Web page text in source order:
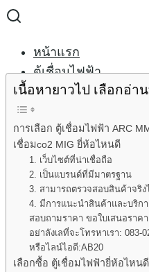
หน้าแรก
ตู้เชื่อมไฟฟ้า
ตู้เชื่อมอาร์กอน
ตู้เชื่อมCo2
ตู้ตัดพลาสม่า
ติดต่อเรา
บทความตู้เชื่อม
การเลือก ตู้เชื่อมไ
อาร์กอน TIG ตู้เชื่
เนื้อหายาวไป เลือกอ่า
การเลือก ตู้เชื่อมไฟฟ้า ARC
เชื่อมco2 MIG ยี่ห้อไหนดี
1. เว็บไซต์ที่น่าเชื่อถือ
2. เป็นแบรนด์ที่มีมาตรฐาน
3. สามารถตรวจสอบสินค้าจริง
4. มีการแนะนำสินค้าและบริก
สอบถามราคา ขอใบเสนอราค
อย่าลังเลที่จะโทรหาเรา: 083-
หรือไลน์ไอดี:AB20
เลือกซื้อ ตู้เชื่อมไฟฟ้ายี่ห้อไหน